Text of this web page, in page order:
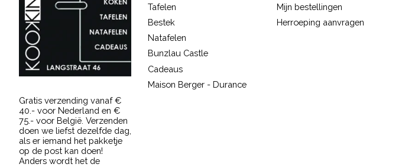
Gratis verzending vanaf €
40.- voor Nederland en €
75.- voor België. Verzenden
doen we liefst dezelfde dag,
als er iemand het pakketje
op de post kan doen!
Anders wordt het de
Tafelen
Bestek
Natafelen
Bunzlau Castle
Cadeaus
Maison Berger - Durance
Mijn bestellingen
Herroeping aanvragen